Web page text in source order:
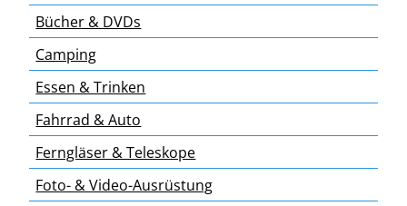
Bücher & DVDs
Camping
Essen & Trinken
Fahrrad & Auto
Ferngläser & Teleskope
Foto- & Video-Ausrüstung